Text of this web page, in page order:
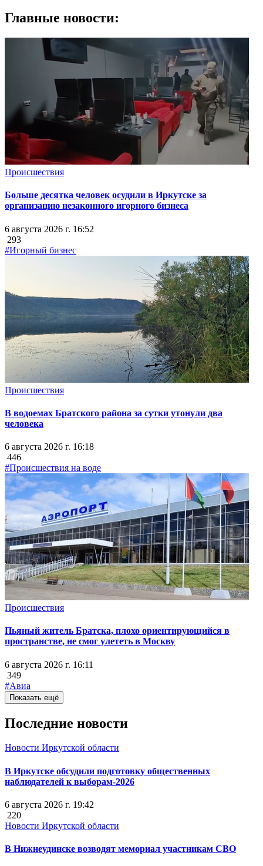
Главные новости:
Происшествия
Больше десятка человек осудили в Иркутске за
организацию незаконного игорного бизнеса
6 августа 2026 г. 16:52
293
#Игорный бизнес
Происшествия
В водоемах Братского района за сутки утонули два
человека
6 августа 2026 г. 16:18
446
#Происшествия на воде
Происшествия
Пьяный житель Братска, плохо ориентирующийся в
пространстве, не смог улететь в Москву
6 августа 2026 г. 16:11
349
#Авиа
Показать ещё
Последние новости
Новости Иркутской области
В Иркутске обсудили подготовку общественных
наблюдателей к выборам-2026
6 августа 2026 г. 19:42
220
Новости Иркутской области
В Нижнеудинске возводят мемориал участникам СВО